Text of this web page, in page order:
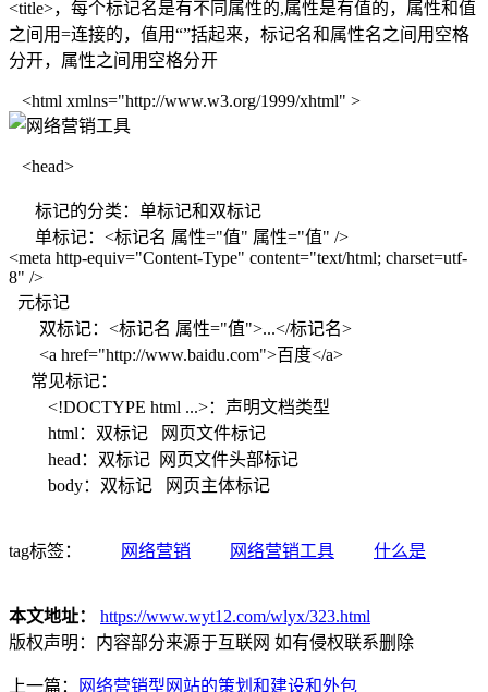
<title>，每个标记名是有不同属性的,属性是有值的，属性和值
之间用=连接的，值用“”括起来，标记名和属性名之间用空格
分开，属性之间用空格分开
<html xmlns="http://www.w3.org/1999/xhtml" >
<head>
标记的分类：单标记和双标记
单标记：<标记名 属性="值" 属性="值" />
<meta http-equiv="Content-Type" content="text/html; charset=utf-
8" />
元标记
双标记：<标记名 属性="值">...</标记名>
<a href="http://www.baidu.com">百度</a>
常见标记：
<!DOCTYPE html ...>：声明文档类型
html：双标记 网页文件标记
head：双标记 网页文件头部标记
body：双标记 网页主体标记
tag标签： 网络营销 网络营销工具 什么是
本文地址：
https://www.wyt12.com/wlyx/323.html
版权声明： 内容部分来源于互联网 如有侵权联系删除
上一篇： 网络营销型网站的策划和建设和外包